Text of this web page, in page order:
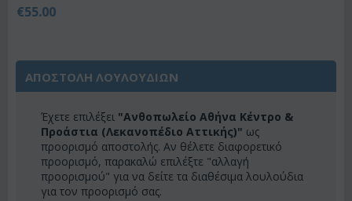
€55.00
ΑΠΟΣΤΟΛΗ ΛΟΥΛΟΥΔΙΩΝ
Έχετε επιλέξει "Ανθοπωλείο Αθήνα Κέντρο &
Προάστια (Λεκανοπέδιο Αττικής)" ως
προορισμό αποστολής. Αν θέλετε διαφορετικό
προορισμό, παρακαλώ επιλέξτε "αλλαγή
προορισμού" για να δείτε τα διαθέσιμα λουλούδια
για τον προορισμό σας.